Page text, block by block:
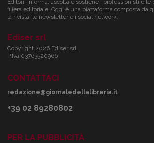
Editori, informa, ascolta e sostiene i professionisti e le
filiera editoriale. Oggi è una piattaforma composta da
la rivista, le newsletter e i social network.
Ediser srl
Copyright 2026 Ediser srl
P.Iva 03763520966
CONTATTACI
redazione@giornaledellalibreria.it
+39 02 89280802
PER LA PUBBLICITÀ